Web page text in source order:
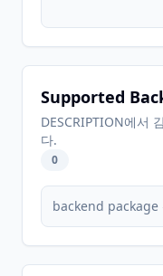
Supported
DESCRIPTION에서
다.
0
backend package